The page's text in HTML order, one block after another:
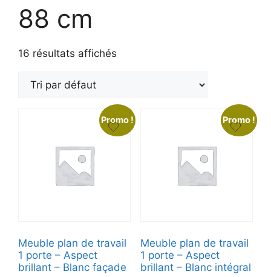
88 cm
16 résultats affichés
Promo !
Meuble plan de travail
1 porte – Aspect
brillant – Blanc façade
Promo !
Meuble plan de travail
1 porte – Aspect
brillant – Blanc intégral